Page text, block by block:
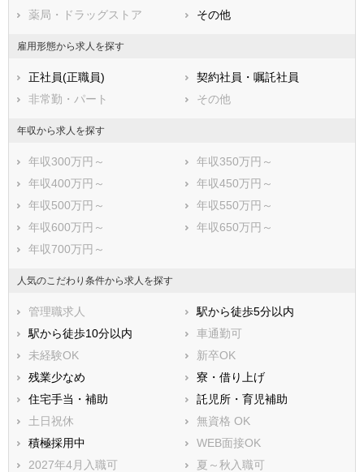
香川県
愛媛県
鹿児島県
薬局・ドラッグストア
その他
雇用形態から求人を探す
正社員(正職員)
契約社員・嘱託社員
非常勤・パート
その他
年収から求人を探す
年収300万円～
年収350万円～
年収400万円～
年収450万円～
年収500万円～
年収550万円～
年収600万円～
年収650万円～
年収700万円～
人気のこだわり条件から求人を探す
管理職求人
駅から徒歩5分以内
駅から徒歩10分以内
車通勤可
未経験OK
新卒OK
残業少なめ
寮・借り上げ
住宅手当・補助
託児所・育児補助
土日祝休
無資格 OK
積極採用中
WEB面接OK
2027年4月入職可
夏～秋入職可